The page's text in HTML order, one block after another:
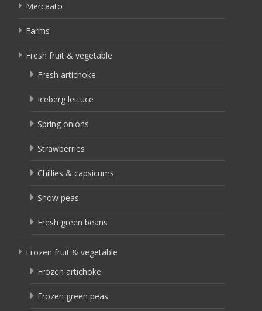
Mercaato
Farms
Fresh fruit & vegetable
Fresh artichoke
Iceberg lettuce
Spring onions
Strawberries
Chillies & capsicums
Snow peas
Fresh green beans
Frozen fruit & vegetable
Frozen artichoke
Frozen green peas